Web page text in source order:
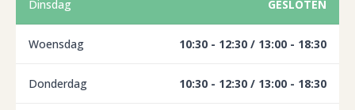
Dinsdag GESLOTEN
Woensdag 10:30 - 12:30 / 13:00 - 18:30
Donderdag 10:30 - 12:30 / 13:00 - 18:30